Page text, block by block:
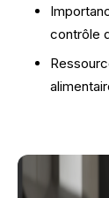
contrôle